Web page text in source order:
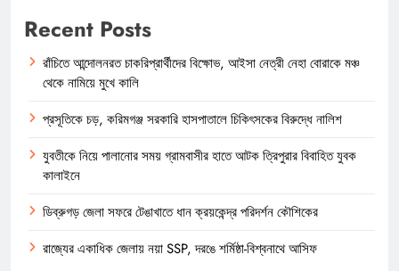
Recent Posts
রাঁচিতে আন্দোলনরত চাকরিপ্রার্থীদের বিক্ষোভ, আইসা নেত্রী নেহা বোরাকে মঞ্চ
থেকে নামিয়ে মুখে কালি
প্রসূতিকে চড়, করিমগঞ্জ সরকারি হাসপাতালে চিকিৎসকের বিরুদ্ধে নালিশ
যুবতীকে নিয়ে পালানোর সময় গ্রামবাসীর হাতে আটক ত্রিপুরার বিবাহিত যুবক
কালাইনে
ডিব্রুগড় জেলা সফরে টেঙাখাতে ধান ক্রয়কেন্দ্র পরিদর্শন কৌশিকের
রাজ্যের একাধিক জেলায় নয়া SSP, দরঙে শর্মিষ্ঠা-বিশ্বনাথে আসিফ